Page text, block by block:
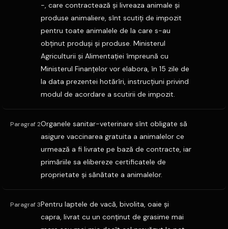
-, care contractează şi livreaza animale şi
produse animaliere, sînt scutiţi de impozit
pentru toate animalele de la care s-au
obţinut produşi şi produse. Ministerul
Agriculturii şi Alimentaţiei împreună cu
Ministerul Finanţelor vor elabora, în 15 zile de
la data prezentei hotărîri, instrucţiuni privind
modul de acordare a scutirii de impozit.
Paragraf 2Organele sanitar-veterinare sînt obligate să
asigure vaccinarea gratuita a animalelor ce
urmează a fi livrate pe bază de contracte, iar
primăriile sa elibereze certificatele de
proprietate şi sănătate a animalelor.
Paragraf 3Pentru laptele de vacă, bivolita, oaie şi
capra, livrat cu un conţinut de grasime mai